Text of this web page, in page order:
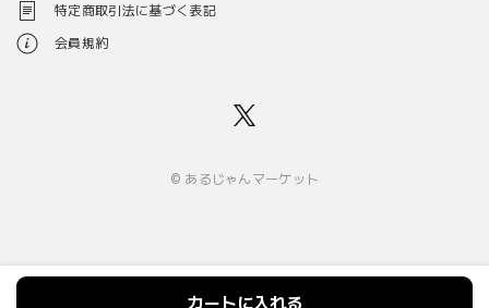
特定商取引法に基づく表記
会員規約
© あるじゃんマーケット
カートに入れる